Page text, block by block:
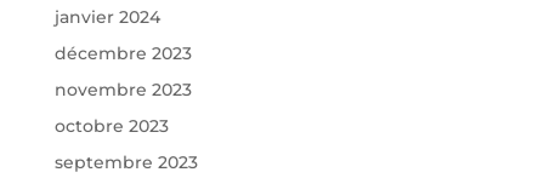
janvier 2024
décembre 2023
novembre 2023
octobre 2023
septembre 2023